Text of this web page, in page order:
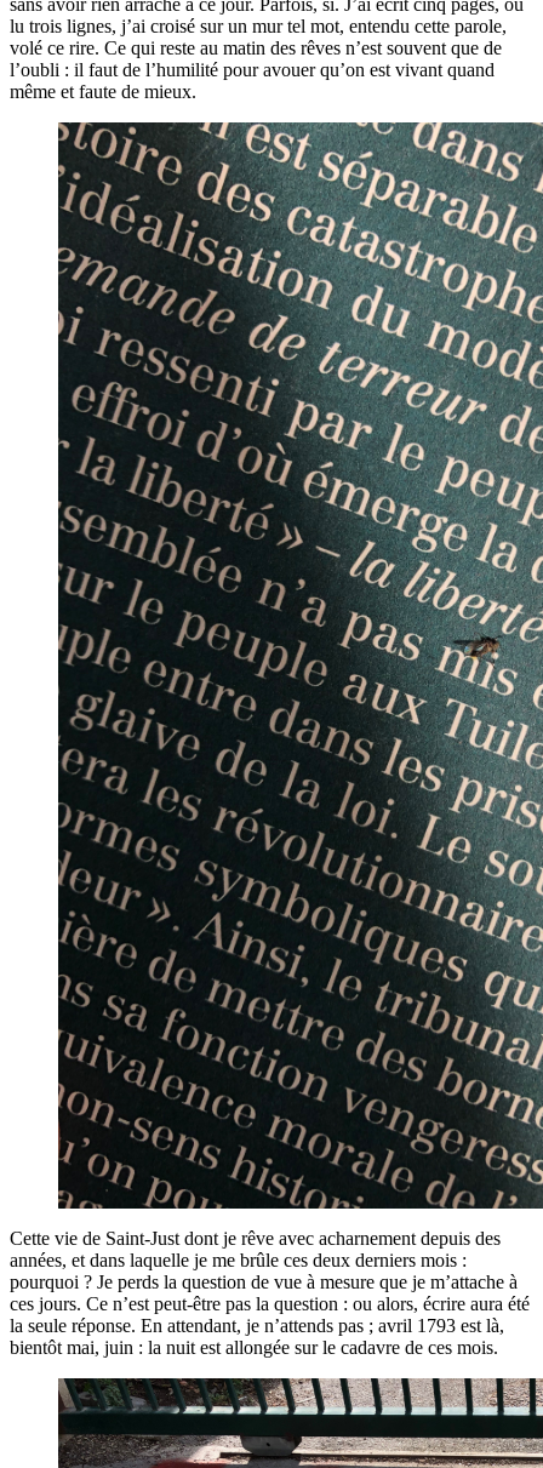
lu trois lignes, j’ai croisé sur un mur tel mot, entendu cette parole,
volé ce rire. Ce qui reste au matin des rêves n’est souvent que de
l’oubli : il faut de l’humilité pour avouer qu’on est vivant quand
même et faute de mieux.
Cette vie de Saint-Just dont je rêve avec acharnement depuis des
années, et dans laquelle je me brûle ces deux derniers mois :
pourquoi ? Je perds la question de vue à mesure que je m’attache à
ces jours. Ce n’est peut-être pas la question : ou alors, écrire aura été
la seule réponse. En attendant, je n’attends pas ; avril 1793 est là,
bientôt mai, juin : la nuit est allongée sur le cadavre de ces mois.